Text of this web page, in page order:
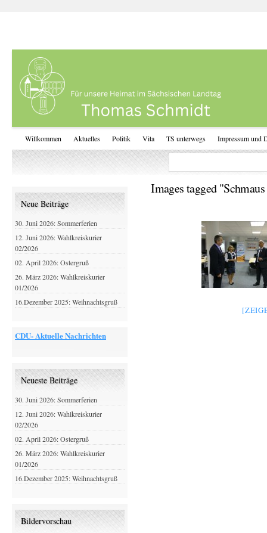
Willkommen Aktuelles Politik Vita TS unterwegs Impressum und
Images tagged
Neue Beiträge
30. Juni 2026: Sommerferien
12. Juni 2026: Wahlkreiskurier
02/2026
02. April 2026: Ostergruß
26. März 2026: Wahlkreiskurier
01/2026
16.Dezember 2025: Weihnachtsgruß
CDU- Aktuelle Nachrichten
Neueste Beiträge
30. Juni 2026: Sommerferien
12. Juni 2026: Wahlkreiskurier
02/2026
02. April 2026: Ostergruß
26. März 2026: Wahlkreiskurier
01/2026
16.Dezember 2025: Weihnachtsgruß
Bildervorschau